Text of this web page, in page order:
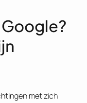
met zich